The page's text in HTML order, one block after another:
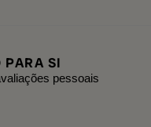
PARA SI
pessoais